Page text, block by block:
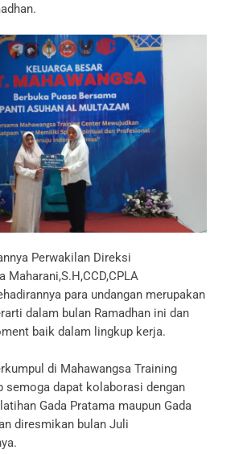
Perwakilan Direksi
Maharani,S.H,CCD,CPLA
para undangan merupakan
dalam bulan Ramadhan ini dan
baik dalam lingkup kerja.
di Mahawangsa Training
semoga dapat kolaborasi dengan
Gada Pratama maupun Gada
diresmikan bulan Juli